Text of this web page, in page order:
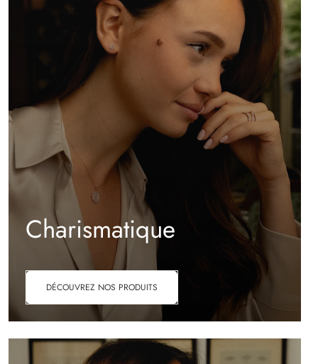
Charismatique
DÉCOUVREZ NOS PRODUITS